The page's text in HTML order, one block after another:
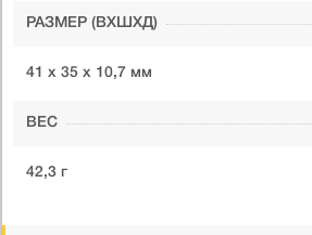
РАЗМЕР (ВXШXД)
41 х 35 х 10,7 мм
ВЕС
42,3 г